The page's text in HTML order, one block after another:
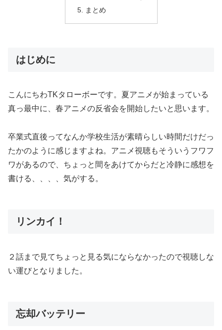
まとめ
はじめに
こんにちわTKタローボーです。夏アニメが始まっている
真っ最中に、春アニメの反省会を開始したいと思います。
卒業式直後ってなんか学校生活が素晴らしい時間だけだっ
たかのように感じますよね。アニメ視聴もそういうフワフ
ワがあるので、ちょっと間をあけてからだと冷静に感想を
書ける、、、、気がする。
リンカイ！
２話まで見てちょっと見る気にならなかったので視聴しな
い運びとなりました。
忘却バッテリー